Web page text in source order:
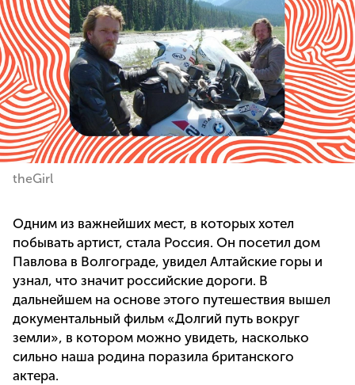
theGirl
Одним из важнейших мест, в которых хотел
побывать артист, стала Россия. Он посетил дом
Павлова в Волгограде, увидел Алтайские горы и
узнал, что значит российские дороги. В
дальнейшем на основе этого путешествия вышел
документальный фильм «Долгий путь вокруг
земли», в котором можно увидеть, насколько
сильно наша родина поразила британского
актера.